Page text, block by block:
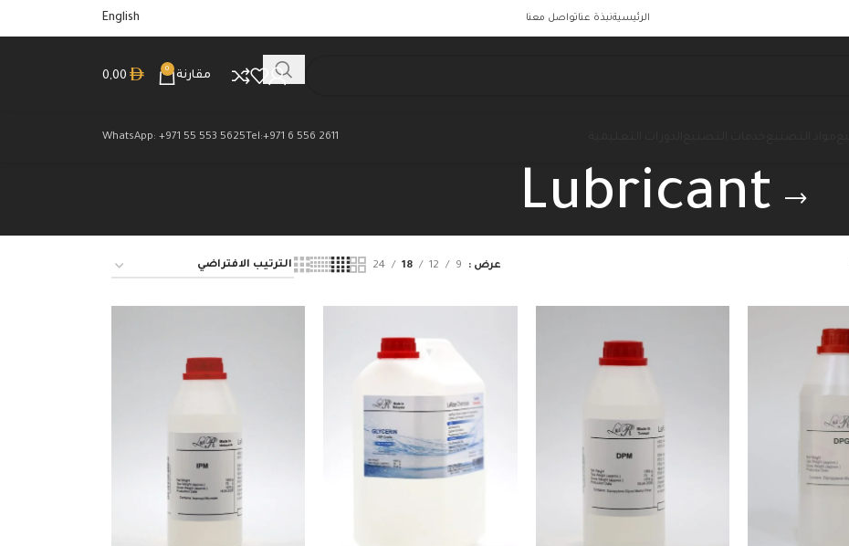
الرئيسيةنبذة عناتواصل معنا English
مقارنة
0
0,00
Tel:+971 6 556 2611
WhatsApp: +971 55 553 5625
Lubricant
عرض 9
12
18
24